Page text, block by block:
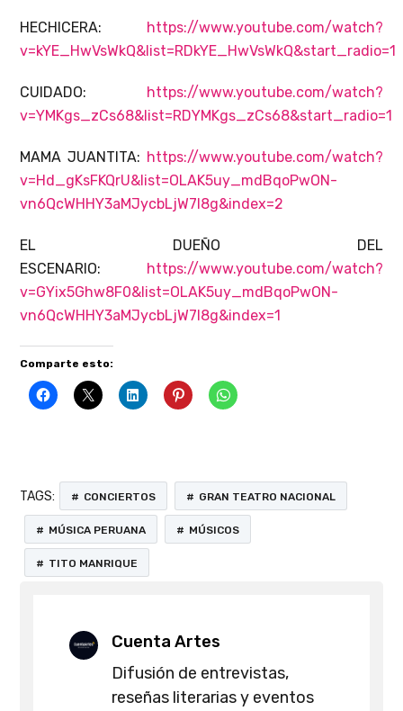
HECHICERA:
https://www.youtube.com/watch?
v=kYE_HwVsWkQ&list=RDkYE_HwVsWkQ&start_radio=1
CUIDADO:
https://www.youtube.com/watch?
v=YMKgs_zCs68&list=RDYMKgs_zCs68&start_radio=1
MAMA JUANTITA: https://www.youtube.com/watch?
v=Hd_gKsFKQrU&list=OLAK5uy_mdBqoPwON-
vn6QcWHHY3aMJycbLjW7l8g&index=2
EL DUEÑO DEL
ESCENARIO:
https://www.youtube.com/watch?
v=GYix5Ghw8F0&list=OLAK5uy_mdBqoPwON-
vn6QcWHHY3aMJycbLjW7l8g&index=1
Comparte esto:
TAGS: CONCIERTOS GRAN TEATRO NACIONAL
MÚSICA PERUANA MÚSICOS
TITO MANRIQUE
Cuenta Artes
Difusión de entrevistas,
reseñas literarias y eventos